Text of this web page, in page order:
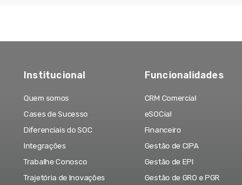
Institucional
Quem somos
Cases de Sucesso
Diferenciais do SOC
Integrações
Trabalhe Conosco
Trajetória de Inovações
Funcionalidades
CRM Comercial
eSOCial
Financeiro
Gestão de CIPA
Gestão de EPI
Gestão de GRO e PGR